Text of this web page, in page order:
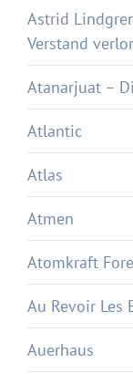
Astrid
Verstand
Atanarjuat –
Atlantic
Atlas
Atmen
Atomkraft
Au Revoir Les
Auerhaus